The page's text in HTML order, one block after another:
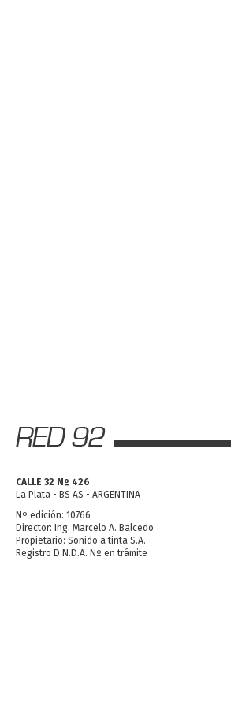
CALLE 32 Nº 426
La Plata - BS AS - ARGENTINA
Nº edición: 10766
Director: Ing. Marcelo A. Balcedo
Propietario: Sonido a tinta S.A.
Registro D.N.D.A. Nº en trámite